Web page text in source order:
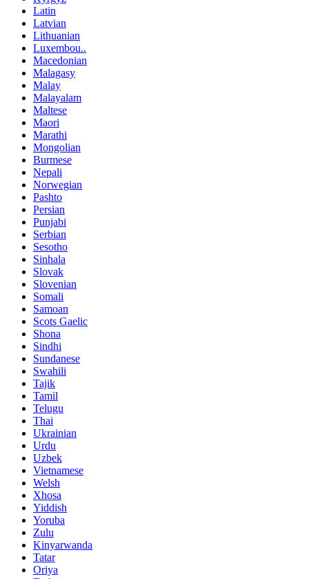
Latin
Latvian
Lithuanian
Luxembou..
Macedonian
Malagasy
Malay
Malayalam
Maltese
Maori
Marathi
Mongolian
Burmese
Nepali
Norwegian
Pashto
Persian
Punjabi
Serbian
Sesotho
Sinhala
Slovak
Slovenian
Somali
Samoan
Scots Gaelic
Shona
Sindhi
Sundanese
Swahili
Tajik
Tamil
Telugu
Thai
Ukrainian
Urdu
Uzbek
Vietnamese
Welsh
Xhosa
Yiddish
Yoruba
Zulu
Kinyarwanda
Tatar
Oriya